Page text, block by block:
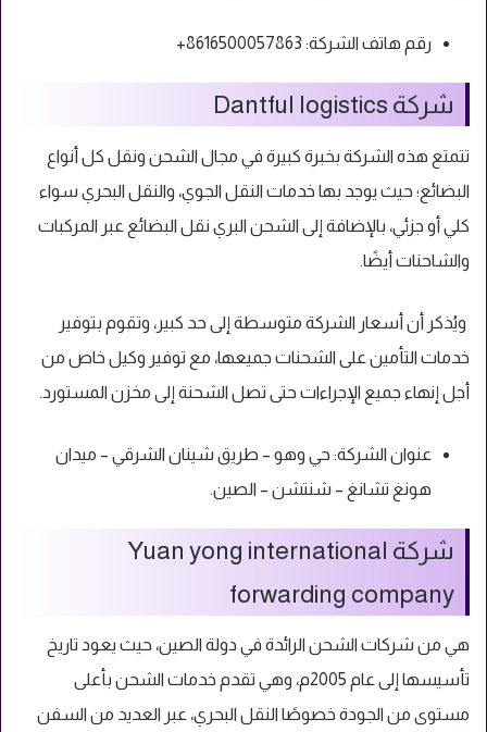
رقم هاتف الشركة: 8616500057863+
شركة Dantful logistics
تتمتع هذه الشركة بخبرة كبيرة في مجال الشحن ونقل كل أنواع
البضائع؛ حيث يوجد بها خدمات النقل الجوي، والنقل البحري سواء
كلي أو جزئي، بالإضافة إلى الشحن البري نقل البضائع عبر المركبات
والشاحنات أيضًا.
ويُذكر أن أسعار الشركة متوسطة إلى حد كبير، وتقوم بتوفير
خدمات التأمين على الشحنات جميعها، مع توفير وكيل خاص من
أجل إنهاء جميع الإجراءات حتى تصل الشحنة إلى مخزن المستورد.
عنوان الشركة: حي وهو – طريق شينان الشرقي – ميدان
هونغ تشانغ – شنتشن – الصين.
شركة Yuan yong international
forwarding company
هي من شركات الشحن الرائدة في دولة الصين، حيث يعود تاريخ
تأسيسها إلى عام 2005م، وهي تقدم خدمات الشحن بأعلى
مستوى من الجودة خصوصًا النقل البحري، عبر العديد من السفن